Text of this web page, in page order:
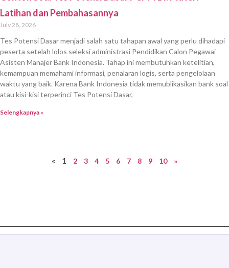
Latihan dan Pembahasannya
July 28, 2026
Tes Potensi Dasar menjadi salah satu tahapan awal yang perlu dihadapi
peserta setelah lolos seleksi administrasi Pendidikan Calon Pegawai
Asisten Manajer Bank Indonesia. Tahap ini membutuhkan ketelitian,
kemampuan memahami informasi, penalaran logis, serta pengelolaan
waktu yang baik. Karena Bank Indonesia tidak memublikasikan bank soal
atau kisi-kisi terperinci Tes Potensi Dasar,
Selengkapnya »
« 1 2 3 4 5 6 7 8 9 10 »